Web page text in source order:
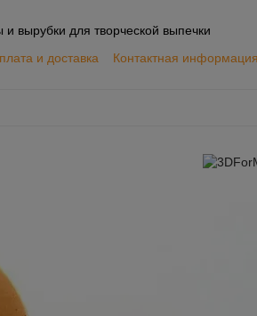
вырубки для творческой выпечки
и доставка
Контактная информация